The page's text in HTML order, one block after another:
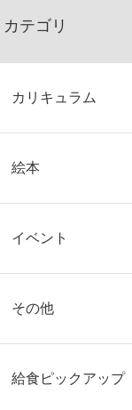
カテゴリ
カリキュラム
絵本
イベント
その他
給食ピックアップ